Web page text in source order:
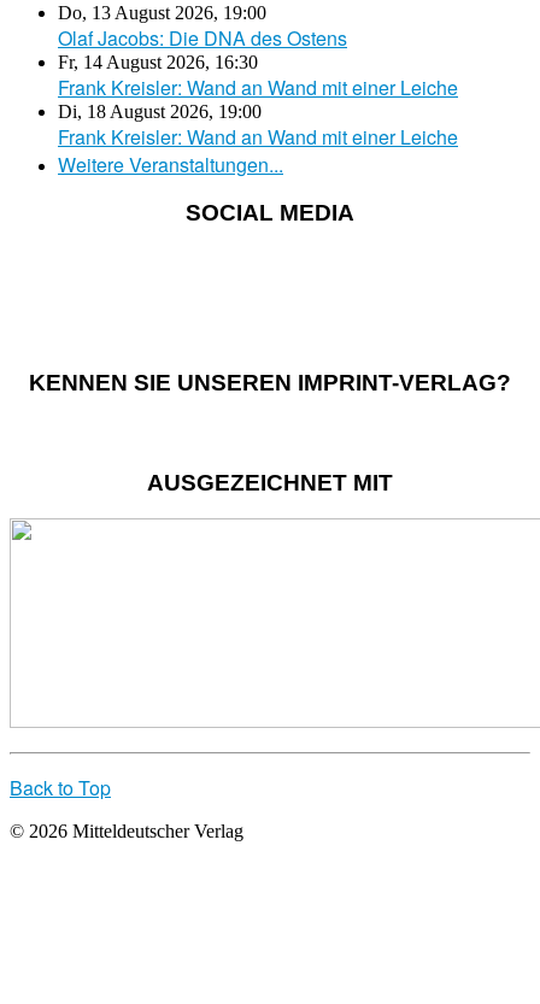
Do, 13 August 2026, 19:00
Olaf Jacobs: Die DNA des Ostens
Fr, 14 August 2026, 16:30
Frank Kreisler: Wand an Wand mit einer Leiche
Di, 18 August 2026, 19:00
Frank Kreisler: Wand an Wand mit einer Leiche
Weitere Veranstaltungen...
SOCIAL MEDIA
KENNEN SIE UNSEREN IMPRINT-VERLAG?
AUSGEZEICHNET MIT
Back to Top
© 2026 Mitteldeutscher Verlag